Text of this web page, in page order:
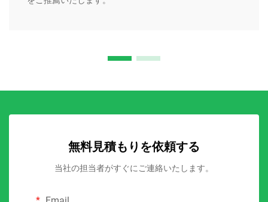
無料見積もりを依頼する
当社の担当者がすぐにご連絡いたします。